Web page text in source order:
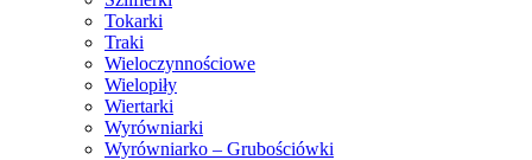
Tokarki
Traki
Wieloczynnościowe
Wielopiły
Wiertarki
Wyrówniarki
Wyrówniarko – Grubościówki